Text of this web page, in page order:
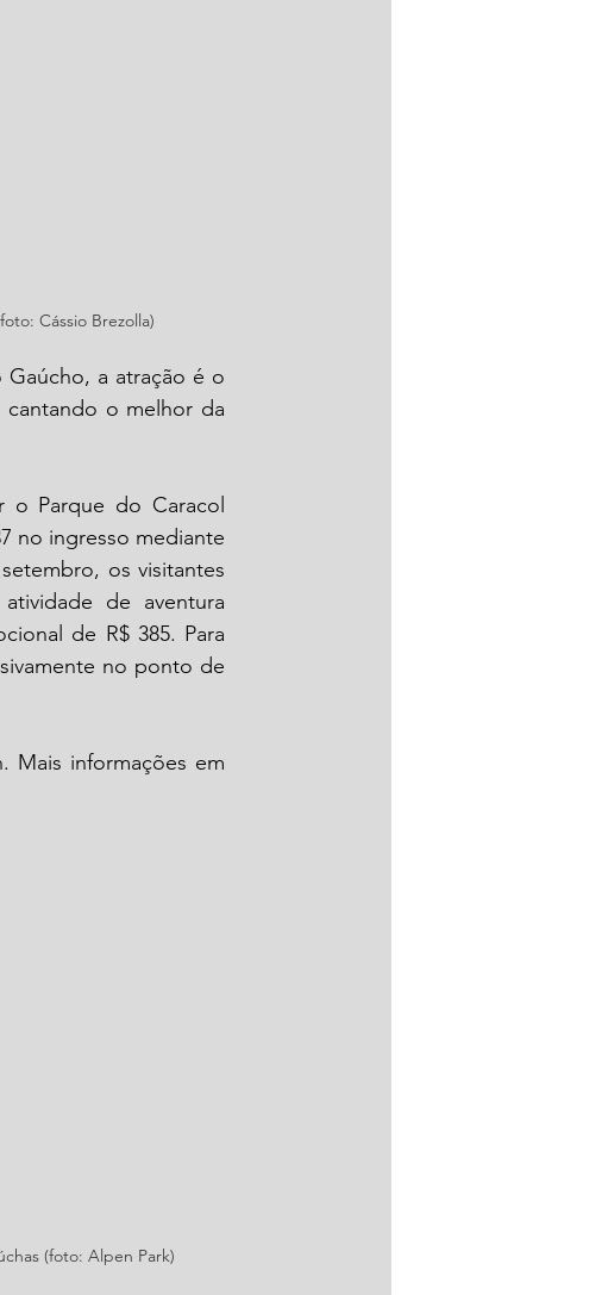
Cássio Brezolla)
cantando o melhor da
o Parque do Caracol
no ingresso mediante
os visitantes
de aventura
de R$ 385. Para
no ponto de
(foto: Alpen Park)